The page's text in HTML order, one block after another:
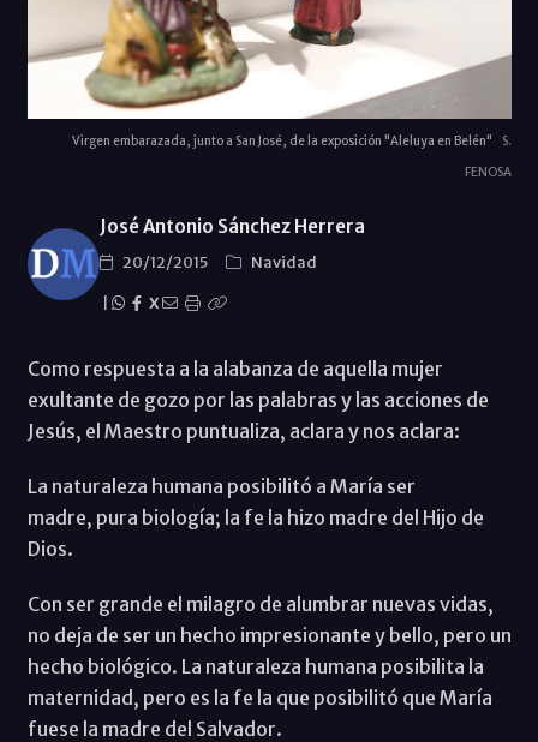
Virgen embarazada, junto a San José, de la exposición "Aleluya en Belén"
S.
FENOSA
José Antonio Sánchez Herrera
20/12/2015
Navidad
X
Como respuesta a la alabanza de aquella mujer
exultante de gozo por las palabras y las acciones de
Jesús, el Maestro puntualiza, aclara y nos aclara:
La naturaleza humana posibilitó a María ser
madre, pura biología; la fe la hizo madre del Hijo de
Dios.
Con ser grande el milagro de alumbrar nuevas vidas,
no deja de ser un hecho impresionante y bello, pero un
hecho biológico. La naturaleza humana posibilita la
maternidad, pero es la fe la que posibilitó que María
fuese la madre del Salvador.